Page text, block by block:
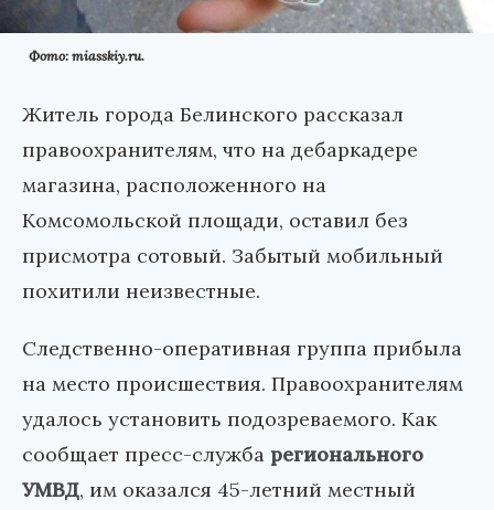
Фото: miasskiy.ru.
Житель города Белинского рассказал
правоохранителям, что на дебаркадере
магазина, расположенного на
Комсомольской площади, оставил без
присмотра сотовый. Забытый мобильный
похитили неизвестные.
Следственно-оперативная группа прибыла
на место происшествия. Правоохранителям
удалось установить подозреваемого. Как
сообщает пресс-служба регионального
УМВД, им оказался 45-летний местный